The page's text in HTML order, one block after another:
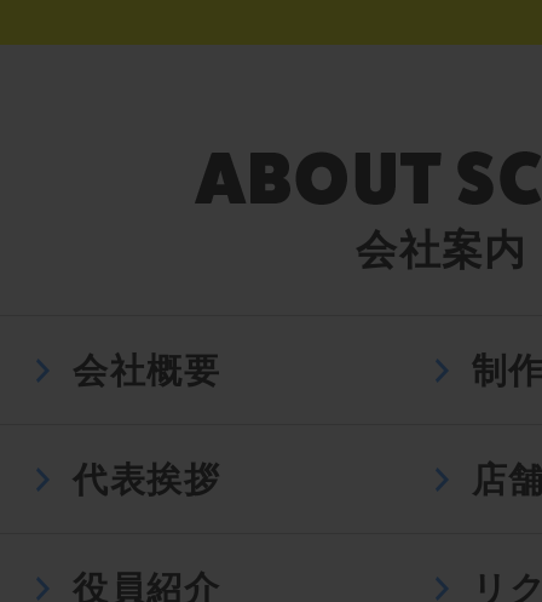
会社案内
会社概要 制
代表挨拶 店
役員紹介 リ